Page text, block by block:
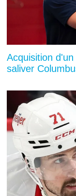
Acquisition
saliver